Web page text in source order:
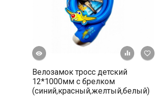
+
Велозамок тросс детский
12*1000мм с брелком
(синий,красный,желтый,белый)
Быстрый